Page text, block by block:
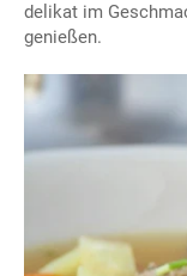
delikat im
genießen.